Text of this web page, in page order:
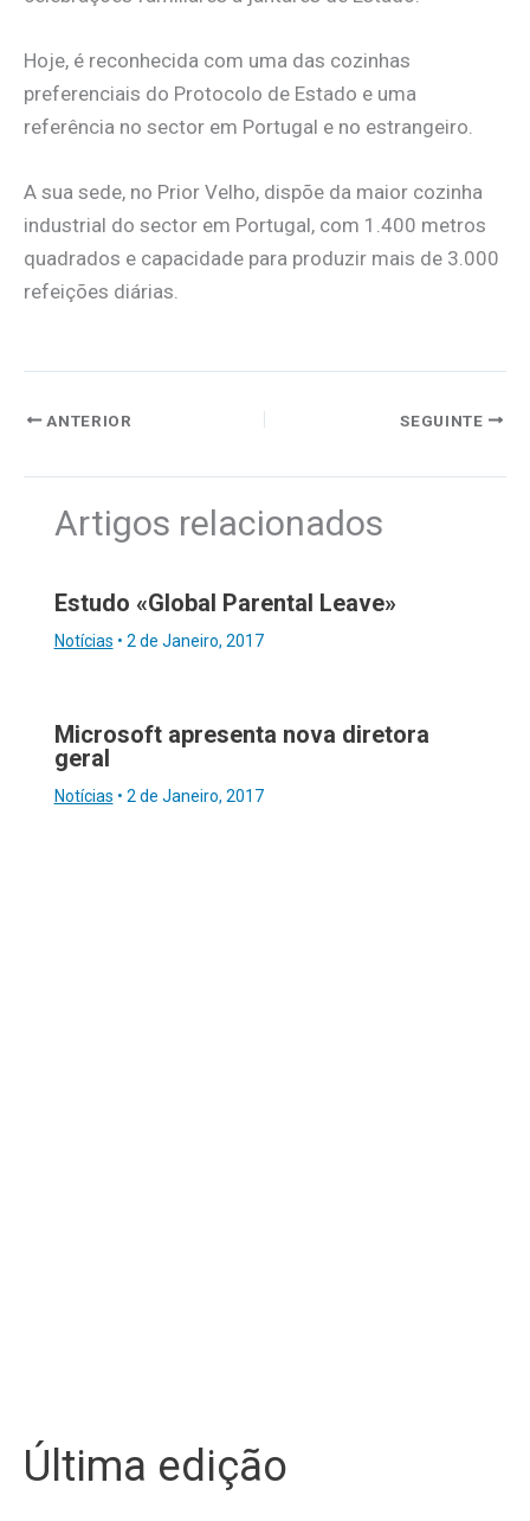
Hoje, é reconhecida com uma das cozinhas
preferenciais do Protocolo de Estado e uma
referência no sector em Portugal e no estrangeiro.
A sua sede, no Prior Velho, dispõe da maior cozinha
industrial do sector em Portugal, com 1.400 metros
quadrados e capacidade para produzir mais de 3.000
refeições diárias.
ANTERIOR SEGUINTE
Artigos relacionados
Estudo «Global Parental Leave»
Notícias • 2 de Janeiro, 2017
Microsoft apresenta nova diretora
geral
Notícias • 2 de Janeiro, 2017
Última edição